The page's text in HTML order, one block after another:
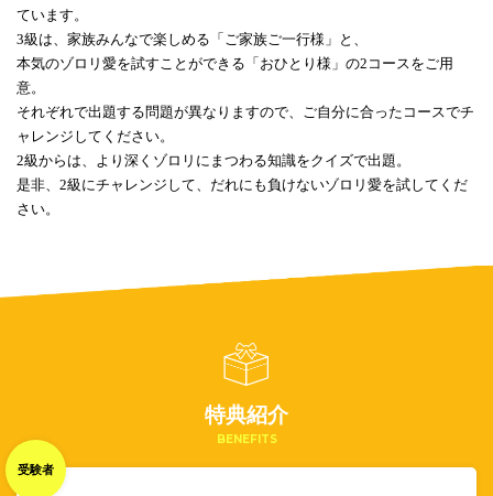
ています。
3級は、家族みんなで楽しめる「ご家族ご一行様」と、
本気のゾロリ愛を試すことができる「おひとり様」の2コースをご用
意。
それぞれで出題する問題が異なりますので、ご自分に合ったコースでチ
ャレンジしてください。
2級からは、より深くゾロリにまつわる知識をクイズで出題。
是非、2級にチャレンジして、だれにも負けないゾロリ愛を試してくだ
さい。
特典紹介
BENEFITS
受験者